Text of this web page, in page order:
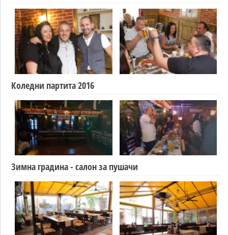
Коледни партита 2016
Зимна градина - салон за пушачи